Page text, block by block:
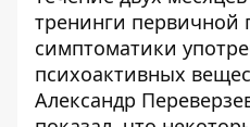
тренинги первичной
симптоматики
психоактивных
Александр